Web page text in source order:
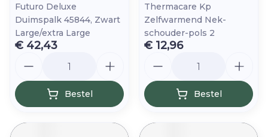
Futuro Deluxe
Duimspalk 45844, Zwart
Large/extra Large
€ 42,43
Bestel
Thermacare Kp
Zelfwarmend Nek-
schouder-pols 2
€ 12,96
Bestel